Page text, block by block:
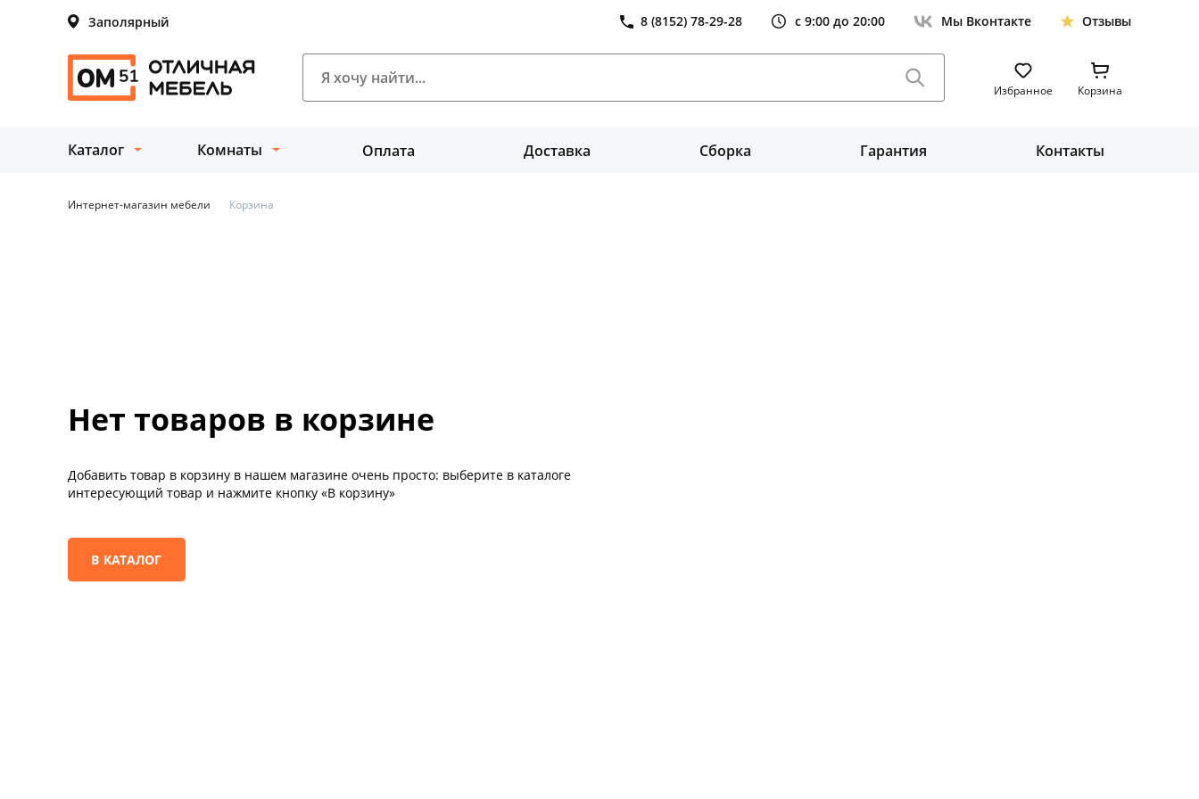
Заполярный 8 (8152) 78-29-28 с 9:00 до 20:00 Мы Вконтакте Отзывы
Избранное Корзина
Каталог Комнаты Оплата Доставка Сборка Гарантия Контакты
Интернет-магазин мебели Корзина
Нет товаров в корзине
Добавить товар в корзину в нашем магазине очень просто: выберите в каталоге
интересующий товар и нажмите кнопку «В корзину»
В КАТАЛОГ